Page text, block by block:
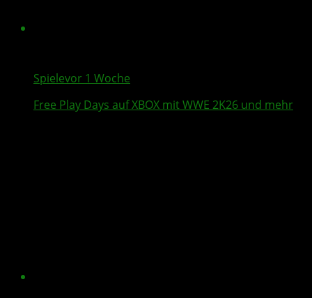
Spielevor 1 Woche
Free Play Days auf XBOX mitWWE 2K26 und mehr